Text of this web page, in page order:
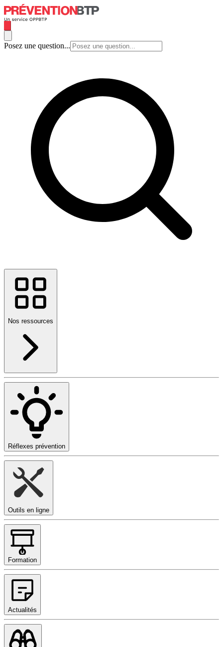
Posez une question...
Nos ressources
Réflexes prévention
Outils en ligne
Formation
Actualités